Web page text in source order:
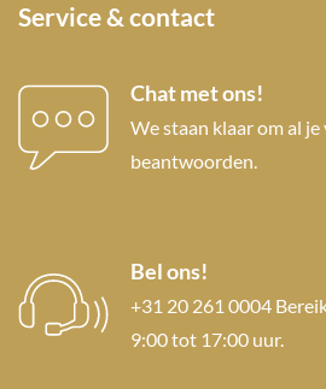
Service & contact
Chat met ons!
We staan klaar om al je
beantwoorden.
Bel ons!
+31 20 261 0004
9:00 tot 17:00 uur.